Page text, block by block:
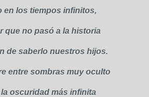
en los tiempos infinitos,
que no pasó a la historia
de saberlo nuestros hijos.
entre sombras muy oculto
oscuridad más infinita